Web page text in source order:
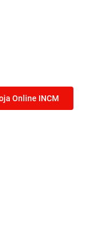
Online INCM